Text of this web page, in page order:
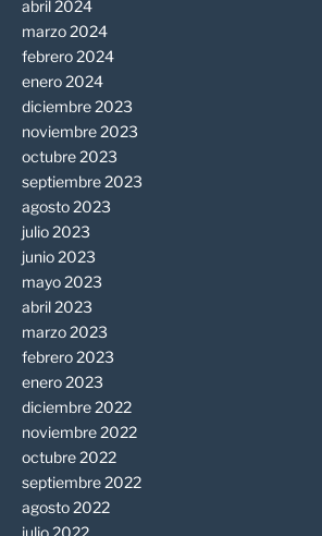
abril 2024
marzo 2024
febrero 2024
enero 2024
diciembre 2023
noviembre 2023
octubre 2023
septiembre 2023
agosto 2023
julio 2023
junio 2023
mayo 2023
abril 2023
marzo 2023
febrero 2023
enero 2023
diciembre 2022
noviembre 2022
octubre 2022
septiembre 2022
agosto 2022
julio 2022